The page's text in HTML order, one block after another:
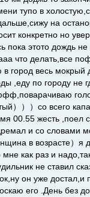
тупо в
на
конкретно но
пока этото дождь
что делать,все
в город весь
,еду по городу не
）））со всего
00.55 жесть ,поел
и со словами
в возрасте）я
мне как раз и
не ставил
он уже
его .День без